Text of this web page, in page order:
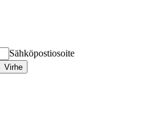
Sähköpostiosoite
Virhe